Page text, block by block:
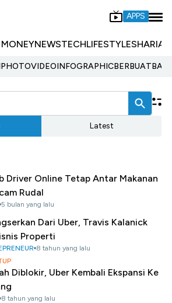
APPS
NEWSTECHLIFESTYLESHARIA
PHOTOVIDEOINFOGRAPHIC
Latest
Driver Online Tetap Antar Makanan
Rudal
5 bulan yang lalu
Dari Uber, Travis Kalanick
Properti
8 tahun yang lalu
Diblokir, Uber Kembali Ekspansi Ke
8 tahun yang lalu